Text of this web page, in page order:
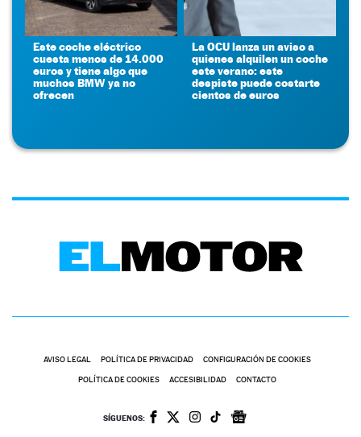
Este coche eléctrico
cuesta menos de 14.000
euros y tiene algo que
muchos BMW ya no
ofrecen
La OCU lanza un aviso a
quienes alquilen un coche
este verano: este
despiste puede costarte
cientos de euros
AVISO LEGAL POLÍTICA DE PRIVACIDAD CONFIGURACIÓN DE COOKIES
POLÍTICA DE COOKIES ACCESIBILIDAD CONTACTO
SÍGUENOS: